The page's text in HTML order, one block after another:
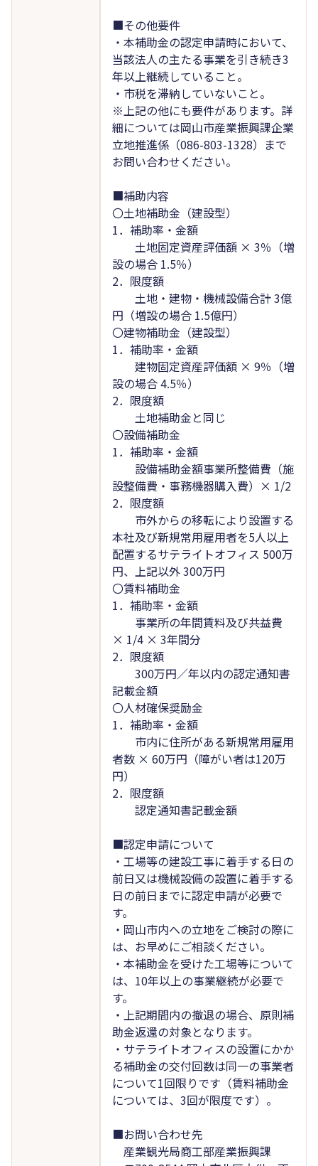
■その他要件
・本補助金の認定申請時において、
当該法人の主たる事業を引き続き3
年以上継続していること。
・市税を滞納していないこと。
※上記の他にも要件があります。詳
細については岡山市産業振興課企業
立地推進係（086-803-1328）まで
お問い合わせください。
■補助内容
〇土地補助金（建設型）
1．補助率・金額
土地固定資産評価額 × 3％（増
設の場合 1.5％）
2．限度額
土地・建物・機械設備合計 3億
円（増設の場合 1.5億円）
〇建物補助金（建設型）
1．補助率・金額
建物固定資産評価額 × 9％（増
設の場合 4.5％）
2．限度額
土地補助金と同じ
〇設備補助金
1．補助率・金額
設備補助金額事業所整備費（施
設整備費・事務機器購入費）× 1/2
2．限度額
市外からの移転により設置する
本社及び新規常用雇用者を5人以上
配置するサテライトオフィス 500万
円、上記以外 300万円
〇賃料補助金
1．補助率・金額
事業所の年間賃料及び共益費
× 1/4 × 3年間分
2．限度額
300万円／年以内の認定通知書
記載金額
〇人材確保奨励金
1．補助率・金額
市内に住所がある新規常用雇用
者数 × 60万円（障がい者は120万
円）
2．限度額
認定通知書記載金額
■認定申請について
・工場等の建設工事に着手する日の
前日又は機械設備の設置に着手する
日の前日までに認定申請が必要で
す。
・岡山市内への立地をご検討の際に
は、お早めにご相談ください。
・本補助金を受けた工場等について
は、10年以上の事業継続が必要で
す。
・上記期間内の撤退の場合、原則補
助金返還の対象となります。
・サテライトオフィスの設置にかか
る補助金の交付回数は同一の事業者
について1回限りです（賃料補助金
については、3回が限度です）。
■お問い合わせ先
産業観光局商工部産業振興課